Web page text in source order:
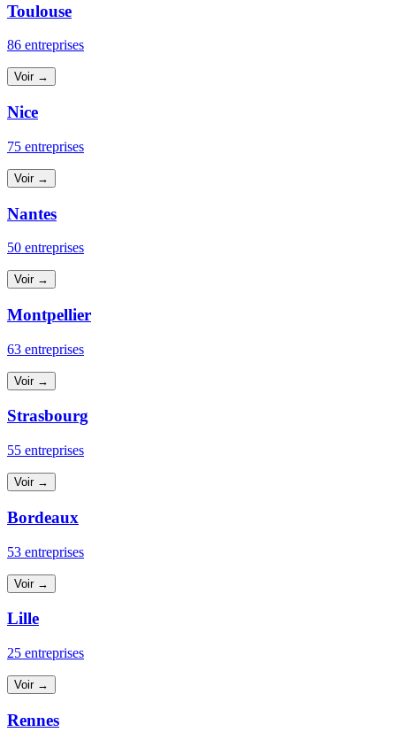
Toulouse
86 entreprises
Voir →
Nice
75 entreprises
Voir →
Nantes
50 entreprises
Voir →
Montpellier
63 entreprises
Voir →
Strasbourg
55 entreprises
Voir →
Bordeaux
53 entreprises
Voir →
Lille
25 entreprises
Voir →
Rennes